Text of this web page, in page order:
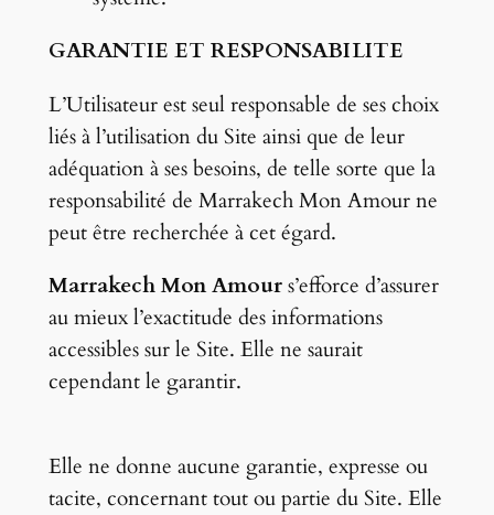
GARANTIE ET RESPONSABILITE
L’Utilisateur est seul responsable de ses choix
liés à l’utilisation du Site ainsi que de leur
adéquation à ses besoins, de telle sorte que la
responsabilité de Marrakech Mon Amour ne
peut être recherchée à cet égard.
Marrakech Mon Amours’efforce d’assurer
au mieux l’exactitude des informations
accessibles sur le Site. Elle ne saurait
cependant le garantir.
Elle ne donne aucune garantie, expresse ou
tacite, concernant tout ou partie du Site. Elle